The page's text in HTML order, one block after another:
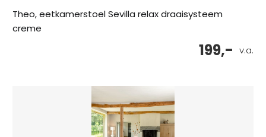
Theo, eetkamerstoel Sevilla relax draaisysteem
creme
v.a.
199,-